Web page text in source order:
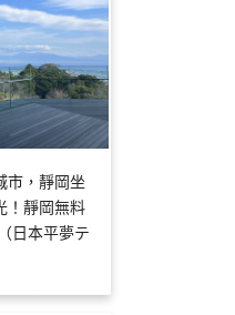
市，靜岡坐
！靜岡無料
日本平夢テ